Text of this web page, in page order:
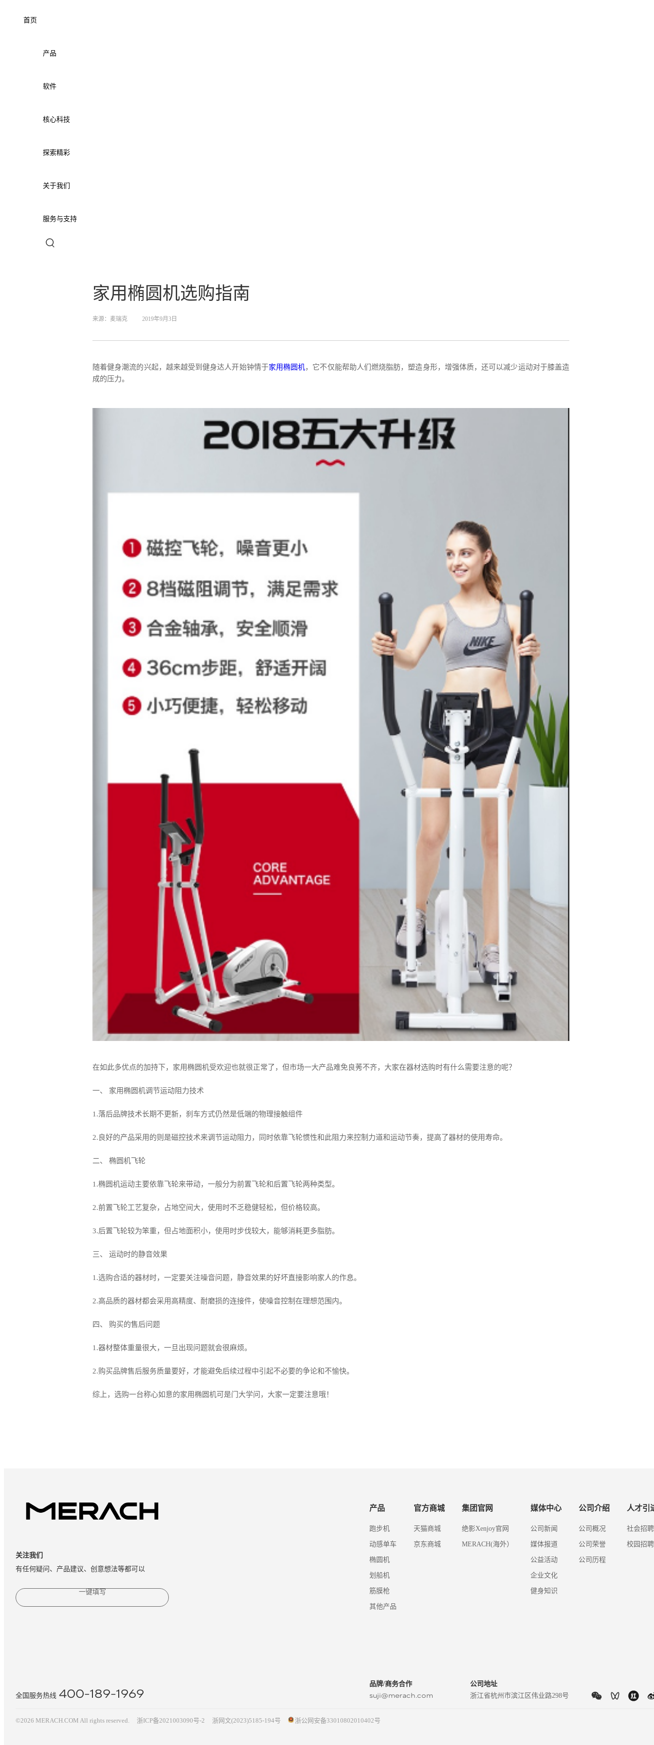
首页
产品
软件
核心科技
探索精彩
关于我们
服务与支持
家用椭圆机选购指南
来源： 麦瑞克 2019年9月3日
随着健身潮流的兴起，越来越受到健身达人开始钟情于家用椭圆机，它不仅能帮助人们燃烧脂肪，塑造身形，增强体质，还可以减少运动对于膝盖造
成的压力。
在如此多优点的加持下，家用椭圆机受欢迎也就很正常了，但市场一大产品难免良莠不齐，大家在器材选购时有什么需要注意的呢？
一、 家用椭圆机调节运动阻力技术
1.落后品牌技术长期不更新，刹车方式仍然是低端的物理接触组件
2.良好的产品采用的则是磁控技术来调节运动阻力，同时依靠飞轮惯性和此阻力来控制力道和运动节奏，提高了器材的使用寿命。
二、 椭圆机飞轮
1.椭圆机运动主要依靠飞轮来带动，一般分为前置飞轮和后置飞轮两种类型。
2.前置飞轮工艺复杂，占地空间大，使用时不乏稳健轻松，但价格较高。
3.后置飞轮较为笨重，但占地面积小，使用时步伐较大，能够消耗更多脂肪。
三、 运动时的静音效果
1.选购合适的器材时，一定要关注噪音问题，静音效果的好坏直接影响家人的作息。
2.高品质的器材都会采用高精度、耐磨损的连接件，使噪音控制在理想范围内。
四、 购买的售后问题
1.器材整体重量很大，一旦出现问题就会很麻烦。
2.购买品牌售后服务质量要好，才能避免后续过程中引起不必要的争论和不愉快。
综上，选购一台称心如意的家用椭圆机可是门大学问，大家一定要注意哦！
关注我们
有任何疑问、产品建议、创意想法等都可以
一键填写
全国服务热线 400-189-1969
产品
跑步机
动感单车
椭圆机
划船机
筋膜枪
其他产品
官方商城
天猫商城
京东商城
集团官网
绝影Xenjoy官网
MERACH(海外）
媒体中心
公司新闻
媒体报道
公益活动
企业文化
健身知识
公司介绍
公司概况
公司荣誉
公司历程
人才引
社会招聘
校园招聘
品牌/商务合作
suji@merach.com
公司地址
浙江省杭州市滨江区伟业路298号
©2026 MERACH.COM All rights reserved. 浙ICP备2021003090号-2 浙网文(2023)5185-194号 浙公网安备33010802010402号